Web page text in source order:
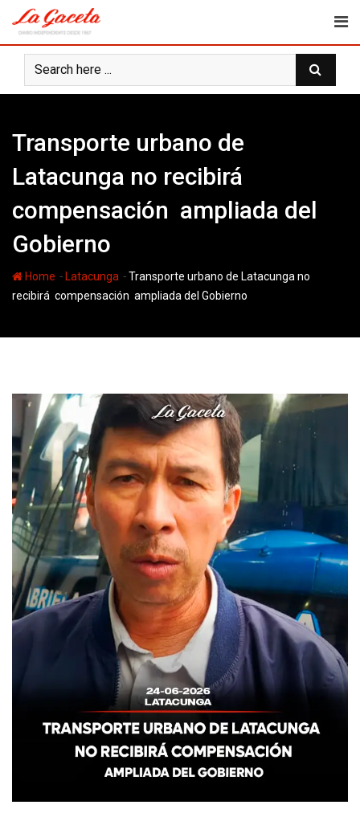
content
Transporte urbano de
Latacunga no recibirá
compensación ampliada del
Gobierno
Home - Latacunga -Transporte urbano de Latacunga no
recibirá compensación ampliada del Gobierno